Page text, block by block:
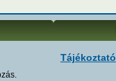
Tájékoztató